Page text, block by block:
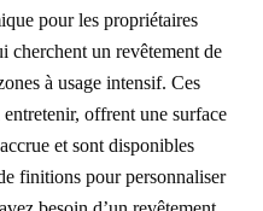
pour les propriétaires
cherchent un revêtement de
à usage intensif. Ces
offrent une surface
et sont disponibles
finitions pour personnaliser